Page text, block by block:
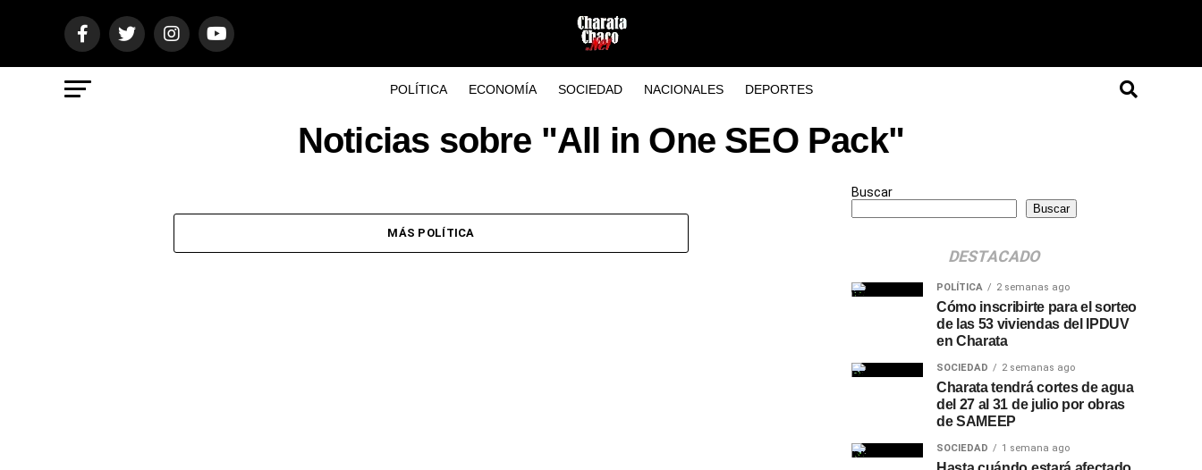
POLÍTICA ECONOMÍA SOCIEDAD NACIONALES DEPORTES
Noticias sobre "All in One SEO Pack"
MÁS POLÍTICA
Buscar
Buscar
DESTACADO
POLÍTICA 2 semanas ago
Cómo inscribirte para el sorteo
de las 53 viviendas del IPDUV
en Charata
SOCIEDAD 2 semanas ago
Charata tendrá cortes de agua
del 27 al 31 de julio por obras
de SAMEEP
SOCIEDAD 1 semana ago